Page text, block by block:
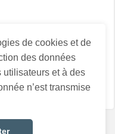
de cookies et de
des données
utilisateurs et à des
n’est transmise
Données personnelles